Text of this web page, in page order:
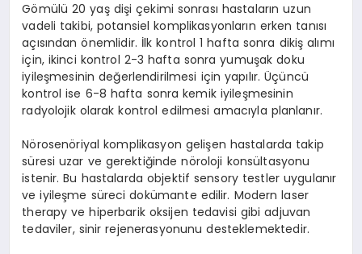
Gömülü 20 yaş dişi çekimi sonrası hastaların uzun
vadeli takibi, potansiel komplikasyonların erken tanısı
açısından önemlidir. İlk kontrol 1 hafta sonra dikiş alımı
için, ikinci kontrol 2-3 hafta sonra yumuşak doku
iyileşmesinin değerlendirilmesi için yapılır. Üçüncü
kontrol ise 6-8 hafta sonra kemik iyileşmesinin
radyolojik olarak kontrol edilmesi amacıyla planlanır.
Nörosenöriyal komplikasyon gelişen hastalarda takip
süresi uzar ve gerektiğinde nöroloji konsültasyonu
istenir. Bu hastalarda objektif sensory testler uygulanır
ve iyileşme süreci dokümante edilir. Modern laser
therapy ve hiperbarik oksijen tedavisi gibi adjuvan
tedaviler, sinir rejenerasyonunu desteklemektedir.